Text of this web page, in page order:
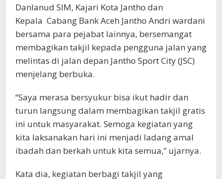
Danlanud SIM, Kajari Kota Jantho dan
Kepala Cabang Bank Aceh Jantho Andri wardani
bersama para pejabat lainnya, bersemangat
membagikan takjil kepada pengguna jalan yang
melintas di jalan depan Jantho Sport City (JSC)
menjelang berbuka.
“Saya merasa bersyukur bisa ikut hadir dan
turun langsung dalam membagikan takjil gratis
ini untuk masyarakat. Semoga kegiatan yang
kita laksanakan hari ini menjadi ladang amal
ibadah dan berkah untuk kita semua,” ujarnya.
Kata dia, kegiatan berbagi takjil yang